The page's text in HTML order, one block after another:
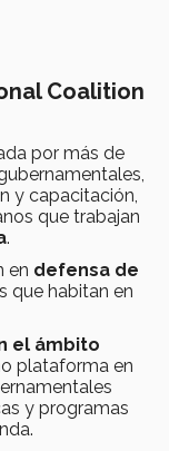
Coalition
por más de
y capacitación,
que trabajan
.
en defensa de
que habitan en
el ámbito
plataforma en
y programas